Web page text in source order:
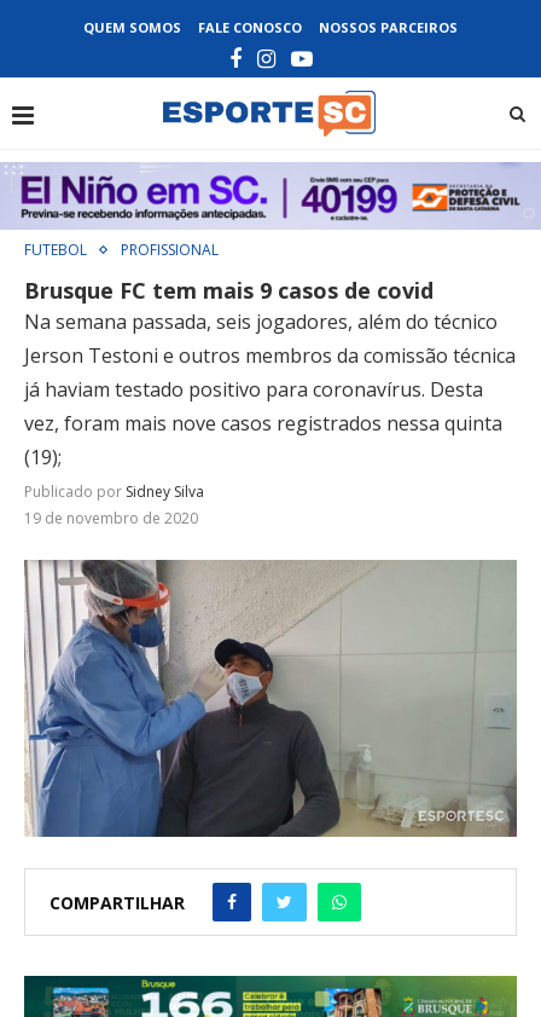
QUEM SOMOS FALE CONOSCO NOSSOS PARCEIROS
FUTEBOL PROFISSIONAL
Brusque FC tem mais 9 casos de covid
Na semana passada, seis jogadores, além do técnico
Jerson Testoni e outros membros da comissão técnica
já haviam testado positivo para coronavírus. Desta
vez, foram mais nove casos registrados nessa quinta
(19);
Publicado por Sidney Silva
19 de novembro de 2020
COMPARTILHAR